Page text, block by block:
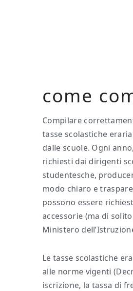
come
Compilare
tasse scolastiche
dalle scuole. Ogni
richiesti dai dirigenti
studentesche,
modo chiaro e
possono essere
accessorie (ma di
Ministero
Le tasse scolastiche
alle norme vigenti
iscrizione, la tassa di